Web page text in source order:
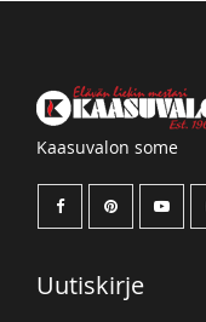
Kaasuvalon some
Uutiskirje